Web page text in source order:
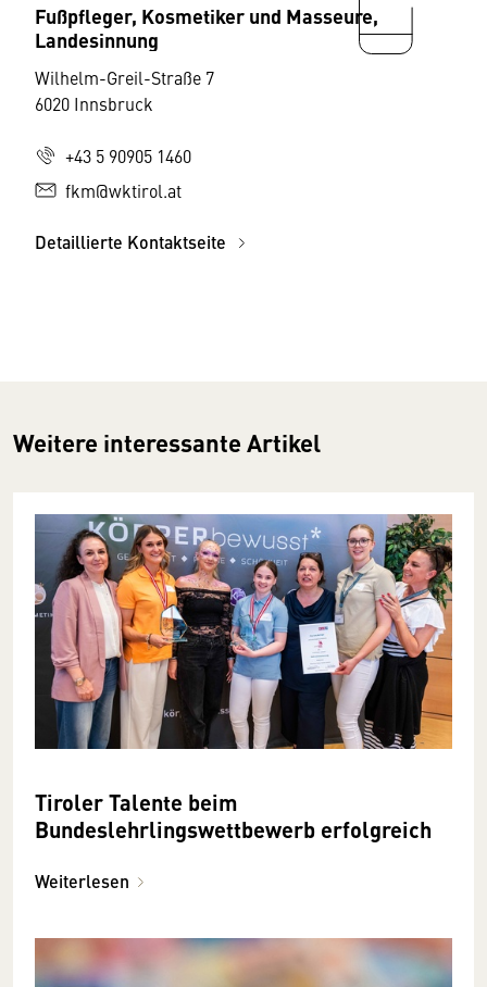
Fußpfleger, Kosmetiker und Masseure,
Landesinnung
Wilhelm-Greil-Straße 7
6020 Innsbruck
+43 5 90905 1460
fkm@wktirol.at
Detaillierte Kontaktseite
Weitere interessante Artikel
Tiroler Talente beim
Bundeslehrlingswettbewerb erfolgreich
Weiterlesen